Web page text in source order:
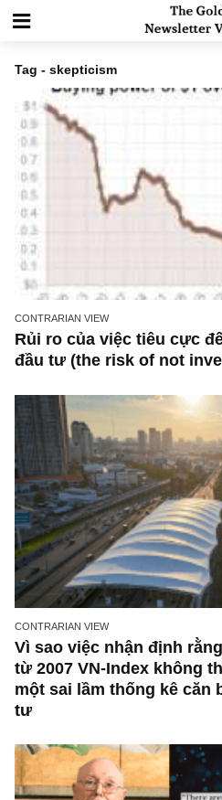
Tag - skepticism
CONTRARIAN VIEW
đầu tư (the risk of not
CONTRARIAN VIEW
Vì sao việc nhận định
từ 2007 VN-Index
một sai lầm thống kê
tư